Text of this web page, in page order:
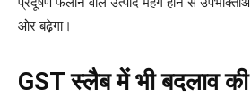
ओर बढ़ेगा।
GST स्लैब में भी बदलाव की